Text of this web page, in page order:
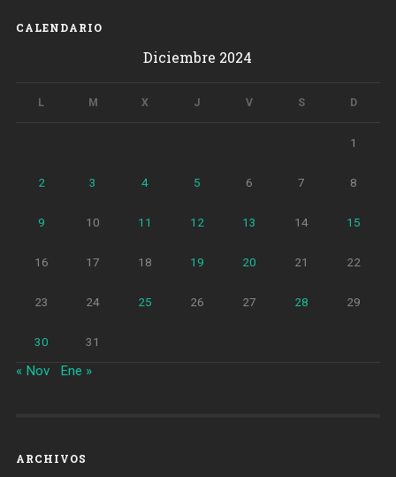
CALENDARIO
Diciembre 2024
L M X J V S D
1
2 3 4 5 6 7 8
9 10 11 12 13 14 15
16 17 18 19 20 21 22
23 24 25 26 27 28 29
30 31
« Nov Ene »
ARCHIVOS